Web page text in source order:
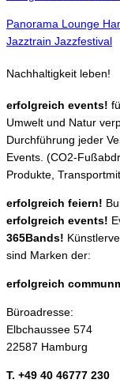
Panorama Lounge
Jazztrain Jazzfestival
Nachhaltigkeit leben!
erfolgreich events!
Umwelt und Natur
Durchführung jeder
Events. (CO2-
Produkte,
erfolgreich feiern!
erfolgreich events!
365Bands!
sind Marken der:
erfolgreich
Büroadresse:
Elbchaussee 574
22587 Hamburg
T. +49 40 46777 230